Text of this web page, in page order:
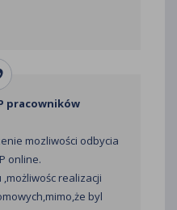
pracowników
mozliwości odbycia
online.
realizacji
byl